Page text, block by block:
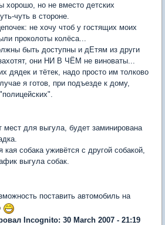
хорошо, но не вместо детских
чуть в стороне.
не хочу чтоб у гостящих моих
проколоты колёса...
быть доступны и дЕтям из други
они НИ В ЧЁМ не виноваты...
дядек и тётек, надо просто им толково
я готов, при подъезде к дому,
мест для выгула, будет заминирована
собака уживётся с другой собакой,
выгула собак.
поставить автомобиль на
Incognito: 30 March 2007 - 21:19